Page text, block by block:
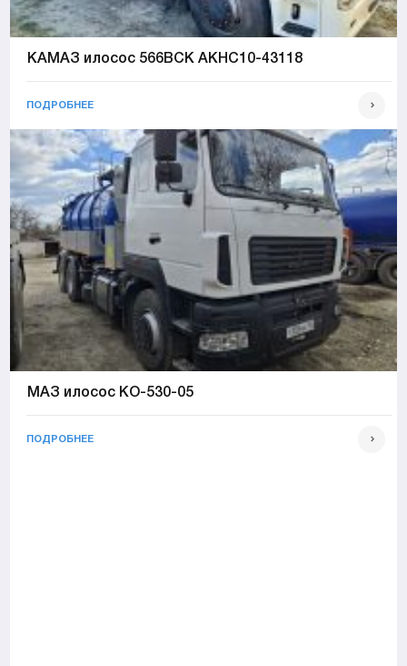
КАМАЗ илосос 566ВСК АКНС10-43118
ПОДРОБНЕЕ
МАЗ илосос КО-530-05
ПОДРОБНЕЕ